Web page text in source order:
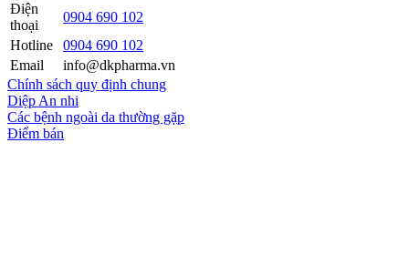
Điện
thoại
0904 690 102
Hotline
0904 690 102
Email
info@dkpharma.vn
Chính sách quy định chung
Diệp An nhi
Các bệnh ngoài da thường gặp
Điểm bán